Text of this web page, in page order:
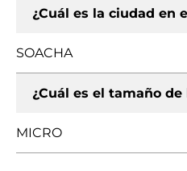
¿Cuál es la ciudad en
SOACHA
¿Cuál es el tamaño de
MICRO